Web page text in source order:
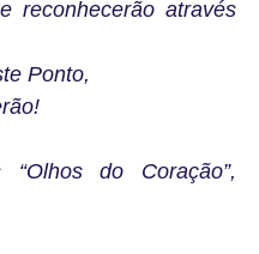
reconhecerão através
Ponto,
do Coração”,